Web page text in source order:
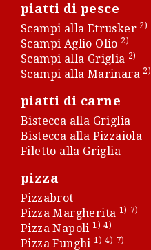
piatti di pesce
Scampi alla Etrusker 2)
Scampi Aglio Olio 2)
Scampi alla Griglia 2)
Scampi alla Marinara 2)
piatti di carne
Bistecca alla Griglia
Bistecca alla Pizzaiola
Filetto alla Griglia
pizza
Pizzabrot
Pizza Margherita 1) 7)
Pizza Napoli 1) 4)
Pizza Funghi 1) 4) 7)